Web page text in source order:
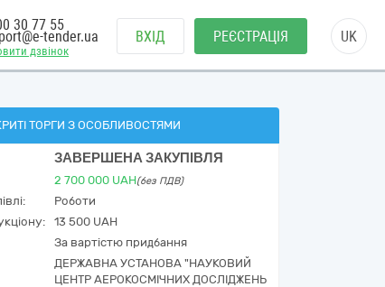
дзвінок
30 77 55
tender.ua ВХІД РЕЄСТРАЦІЯ UK
ТОРГИ З ОСОБЛИВОСТЯМИ
ЗАВЕРШЕНА ЗАКУПІВЛЯ
2 700 000 UAH(без ПДВ)
Роботи
13 500 UAH
За вартістю придбання
ДЕРЖАВНА УСТАНОВА "НАУКОВИЙ
ЦЕНТР АЕРОКОСМІЧНИХ ДОСЛІДЖЕНЬ